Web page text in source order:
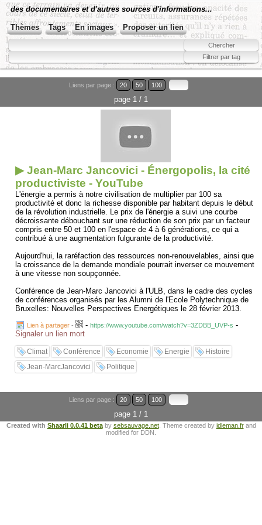
des documentaires et d'autres sources d'informations...
Thèmes Tags En images Proposer un lien
Liens par page : 20 50 100
page 1 / 1
▶ Jean-Marc Jancovici - Énergopolis, la cité
productiviste - YouTube
L'énergie a permis à notre civilisation de multiplier par 100 sa
productivité et donc la richesse disponible par habitant depuis le début
de la révolution industrielle. Le prix de l'énergie a suivi une courbe
décroissante débouchant sur une réduction de son prix par un facteur
compris entre 50 et 100 en l'espace de 4 à 6 générations, ce qui a
contribué à une augmentation fulgurante de la productivité.
Aujourd'hui, la raréfaction des ressources non-renouvelables, ainsi que
la croissance de la demande mondiale pourrait inverser ce mouvement
à une vitesse non soupçonnée.
Conférence de Jean-Marc Jancovici à l'ULB, dans le cadre des cycles
de conférences organisés par les Alumni de l'Ecole Polytechnique de
Bruxelles: Nouvelles Perspectives Energétiques le 28 février 2013.
Lien à partager - - https://www.youtube.com/watch?v=3ZDBB_UVP-s -
Signaler un lien mort
Climat Conférence Economie Energie
Histoire
Jean-MarcJancovici
Politique
Liens par page : 20 50 100
page 1 / 1
Created with Shaarli 0.0.41 betaby sebsauvage.net. Theme created by idleman.frand
modified for DDN.